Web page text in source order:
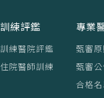
訓練評鑑
訓練醫院評鑑
住院醫師訓練
專業
甄審原
甄審
合格